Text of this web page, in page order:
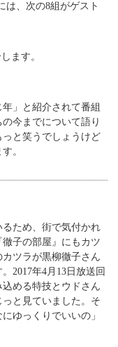
は、次の8組がゲスト
ます。
」と紹介されて番組
今までについて語り
と笑うでしょうけど
。
ため、街で気付かれ
子の部屋』にもカツ
ツラが黒柳徹子さん
2017年4月13日放送回
める特技とウドさん
と見ていました。そ
ゆっくりでいいの」